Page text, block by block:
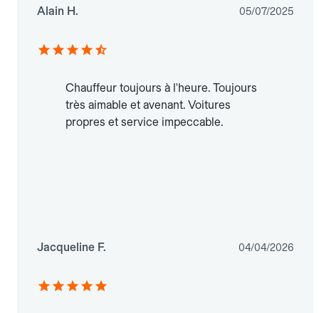
Alain H. 05/07/2025
Chauffeur toujours à l'heure. Toujours
très aimable et avenant. Voitures
propres et service impeccable.
Jacqueline F. 04/04/2026